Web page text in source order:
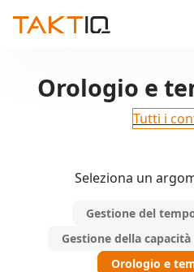
Orologio e
Tutti i
Seleziona un
Gestione del
Gestione della
Orologio e